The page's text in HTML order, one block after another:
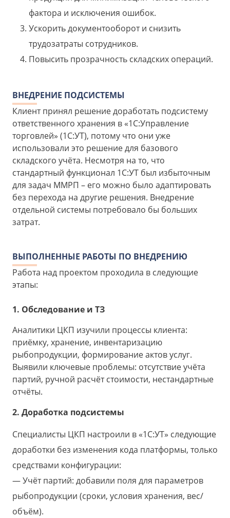
фактора и исключения ошибок.
Ускорить документооборот и снизить
трудозатраты сотрудников.
Повысить прозрачность складских операций.
ВНЕДРЕНИЕ ПОДСИСТЕМЫ
Клиент принял решение доработать подсистему
ответственного хранения в «1С:Управление
торговлей» (1С:УТ), потому что они уже
использовали это решение для базового
складского учёта. Несмотря на то, что
стандартный функционал 1С:УТ был избыточным
для задач ММРП – его можно было адаптировать
без перехода на другие решения. Внедрение
отдельной системы потребовало бы больших
затрат.
ВЫПОЛНЕННЫЕ РАБОТЫ ПО ВНЕДРЕНИЮ
Работа над проектом проходила в следующие
этапы:
1. Обследование и ТЗ
Аналитики ЦКП изучили процессы клиента:
приёмку, хранение, инвентаризацию
рыбопродукции, формирование актов услуг.
Выявили ключевые проблемы: отсутствие учёта
партий, ручной расчёт стоимости, нестандартные
отчёты.
2. Доработка подсистемы
Специалисты ЦКП настроили в «1С:УТ» следующие
доработки без изменения кода платформы, только
средствами конфигурации:
Учёт партий: добавили поля для параметров
рыбопродукции (сроки, условия хранения, вес/
объём).